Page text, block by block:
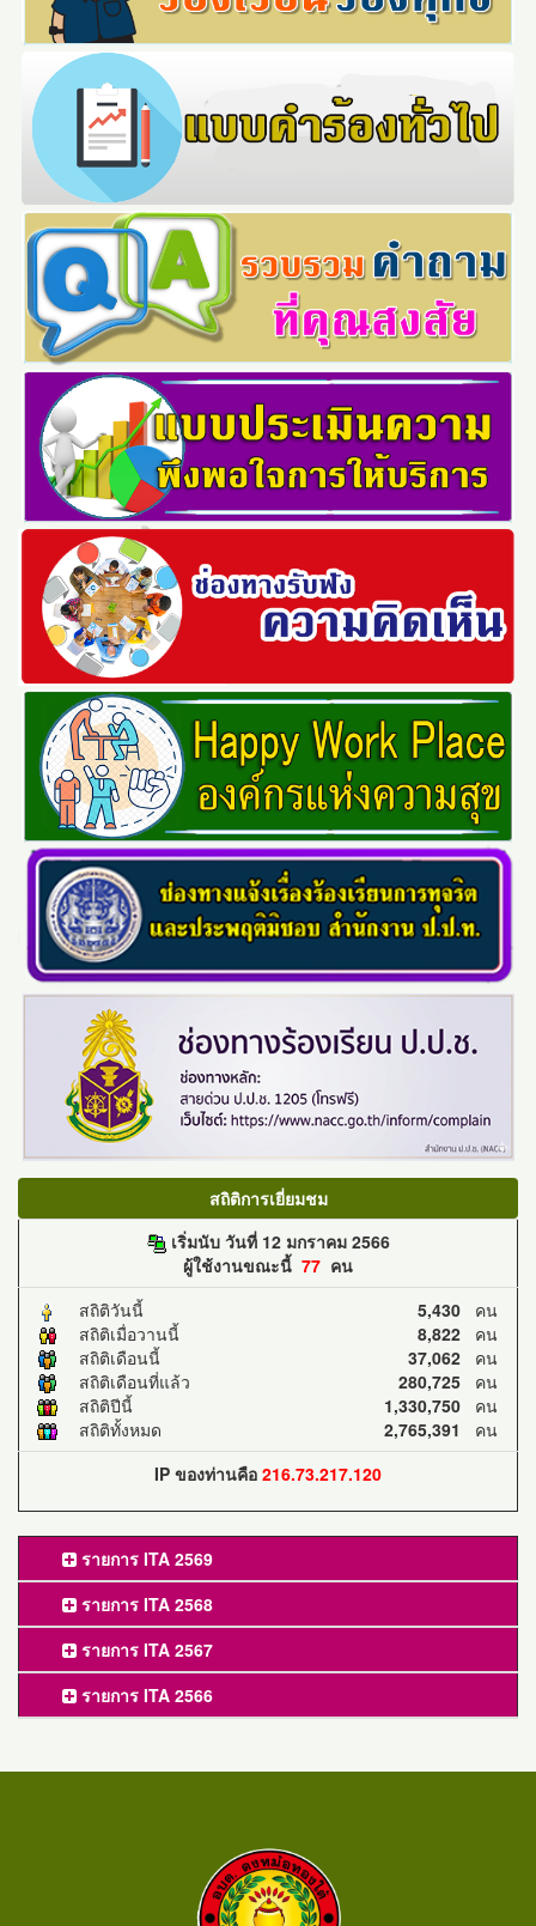
สถิติการเยี่ยมชม
เริ่มนับ วันที่ 12 มกราคม 2566
ผู้ใช้งานขณะนี้ 77 คน
สถิติวันนี้
5,430 คน
สถิติเมื่อวานนี้
8,822 คน
สถิติเดือนนี้
37,062 คน
สถิติเดือนที่แล้ว
280,725 คน
สถิติปีนี้
1,330,750 คน
สถิติทั้งหมด
2,765,391 คน
IP ของท่านคือ 216.73.217.120
รายการ ITA 2569
รายการ ITA 2568
รายการ ITA 2567
รายการ ITA 2566